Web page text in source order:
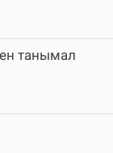
танымал